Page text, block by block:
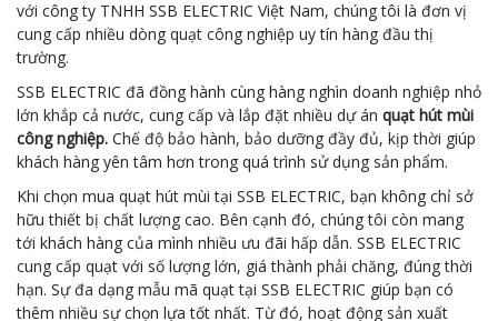
với công ty TNHH SSB ELECTRIC Việt Nam, chúng tôi là đơn vị
cung cấp nhiều dòng quạt công nghiệp uy tín hàng đầu thị
trường.
SSB ELECTRIC đã đồng hành cùng hàng nghìn doanh nghiệp nhỏ
lớn khắp cả nước, cung cấp và lắp đặt nhiều dự án quạt hút mùi
công nghiệp. Chế độ bảo hành, bảo dưỡng đầy đủ, kịp thời giúp
khách hàng yên tâm hơn trong quá trình sử dụng sản phẩm.
Khi chọn mua quạt hút mùi tại SSB ELECTRIC, bạn không chỉ sở
hữu thiết bị chất lượng cao. Bên cạnh đó, chúng tôi còn mang
tới khách hàng của mình nhiều ưu đãi hấp dẫn. SSB ELECTRIC
cung cấp quạt với số lượng lớn, giá thành phải chăng, đúng thời
hạn. Sự đa dạng mẫu mã quạt tại SSB ELECTRIC giúp bạn có
thêm nhiều sự chọn lựa tốt nhất. Từ đó, hoạt động sản xuất